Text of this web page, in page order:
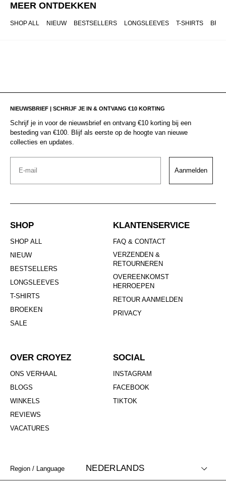
MEER ONTDEKKEN
SHOP ALL NIEUW BESTSELLERS LONGSLEEVES T-SHIRTS
NIEUWSBRIEF | SCHRIJF JE IN & ONTVANG €10 KORTING
Schrijf je in voor de nieuwsbrief en ontvang €10 korting bij een
besteding van €100. Blijf als eerste op de hoogte van nieuwe
collecties en updates.
Email
Aanmelden
SHOP
SHOP ALL
NIEUW
BESTSELLERS
LONGSLEEVES
T-SHIRTS
BROEKEN
SALE
KLANTENSERVICE
FAQ & CONTACT
VERZENDEN &
RETOURNEREN
OVEREENKOMST
HERROEPEN
RETOUR AANMELDEN
PRIVACY
OVER CROYEZ
ONS VERHAAL
BLOGS
WINKELS
REVIEWS
VACATURES
SOCIAL
INSTAGRAM
FACEBOOK
TIKTOK
Region / Language NEDERLANDS